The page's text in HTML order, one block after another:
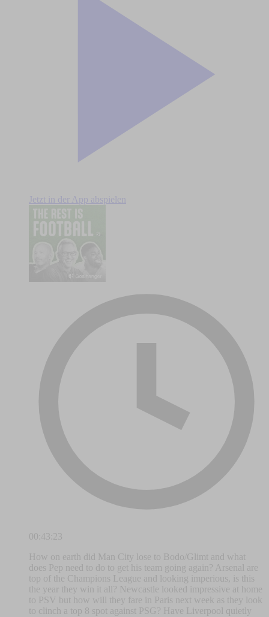
Jetzt in der App abspielen
00:43:23
How on earth did Man City lose to Bodo/Glimt and what
does Pep need to do to get his team going again? Arsenal are
top of the Champions League and looking imperious, is this
the year they win it all? Newcastle looked impressive at home
to PSV but how will they fare in Paris next week as they look
to clinch a top 8 spot against PSG? Have Liverpool quietly